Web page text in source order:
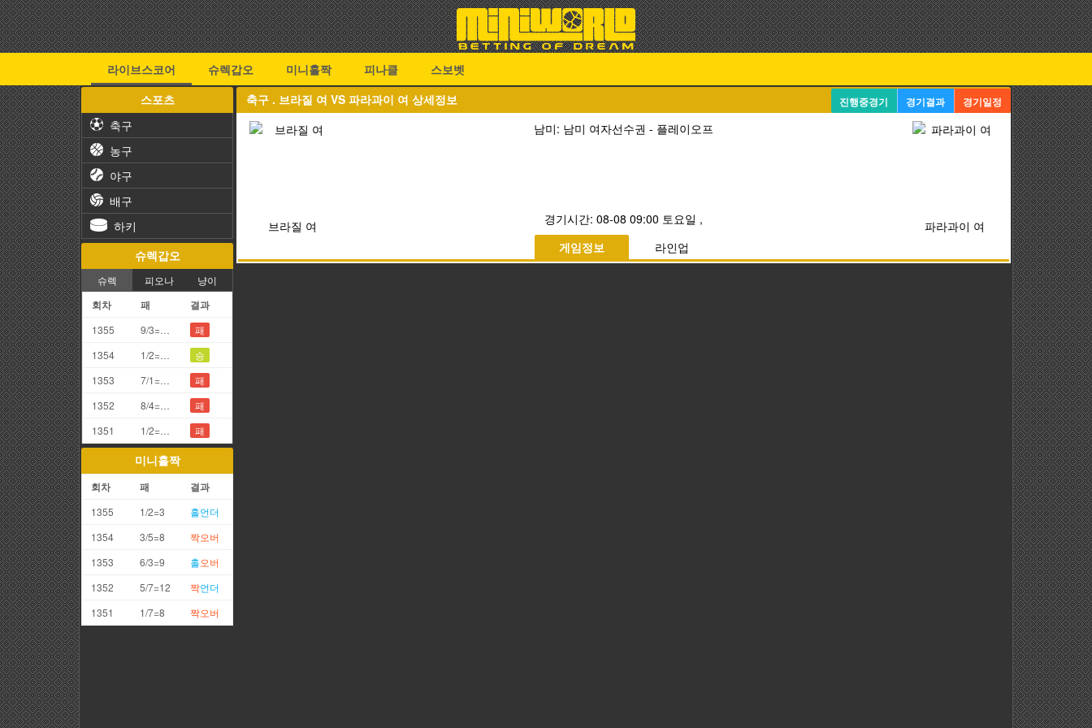
라이브스코어 슈렉갑오 미니홀짝 피나클
스보벳
스포츠
축구
농구
야구
배구
하키
슈렉갑오
슈렉 피오나 냥이
회차 패 결과
1355 9/3=2끗
패
1354
1/2=3끗
승
1353
7/1=8끗
패
1352
8/4=2끗
패
1351
1/2=3끗 패
미니홀짝
회차 패 결과
1355 1/2=3 홀언더
1354
3/5=8 짝오버
1353
6/3=9 홀오버
1352
5/7=12 짝언더
1351
1/7=8 짝오버
축구 . 브라질 여 VS 파라과이 여 상세정보 진행중경기 경기결과 경기일정
브라질 여
남미: 남미 여자선수권 - 플레이오프
경기시간:08-08 09:00 토요일 ,
파라과이 여
게임정보
라인업